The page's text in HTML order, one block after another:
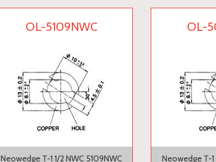
OL-5109NWC
Neowedge T-1 1/2 NWC 5109NWC
OL-
Neowedge T-1